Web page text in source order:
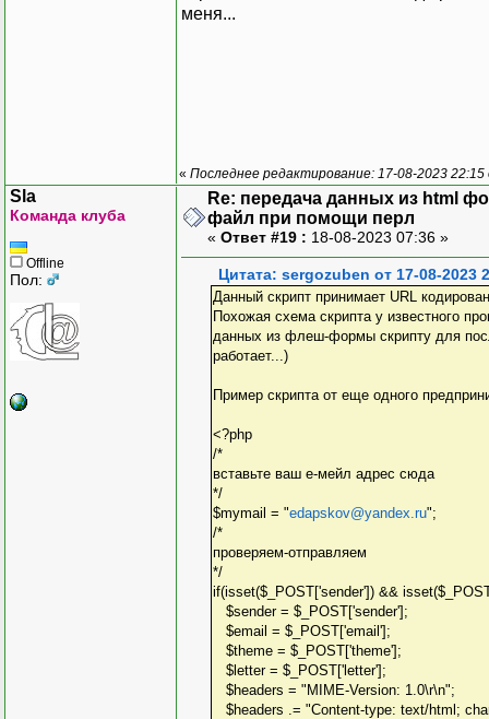
меня...
« Последнее редактирование: 17-08-2023
Sla
Команда клуба
Offline
Пол:
Re: передача данных из html
файл при помощи перл
« Ответ #19 : 18-08-2023 07:36 »
Цитата: sergozuben от 17-08-2023
Данный скрипт принимает URL
Похожая схема скрипта у известного
данных из флеш-формы скрипту для
работает...)
Пример скрипта от еще одного
<?php
/*
вставьте ваш е-мейл адрес сюда
*/
$mymail = "edapskov@yandex.ru";
/*
проверяем-отправляем
*/
if(isset($_POST['sender']) &&
$sender = $_POST['sender'];
$email = $_POST['email'];
$theme = $_POST['theme'];
$letter = $_POST['letter'];
$headers = "MIME-Version: 1.0\r\n";
$headers .= "Content-type: text/html;